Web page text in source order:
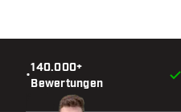
•
140.000+
Bewertungen